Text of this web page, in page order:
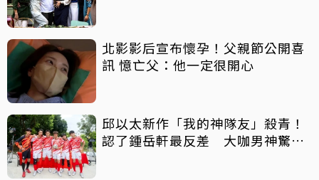
北影影后宣布懷孕！父親節公開喜
訊 憶亡父：他一定很開心
邱以太新作「我的神隊友」殺青！
認了鍾岳軒最反差 大咖男神驚喜